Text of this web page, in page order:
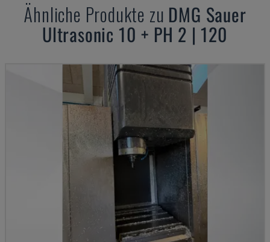
Ähnliche Produkte zu DMG Sauer
Ultrasonic 10 + PH 2 | 120